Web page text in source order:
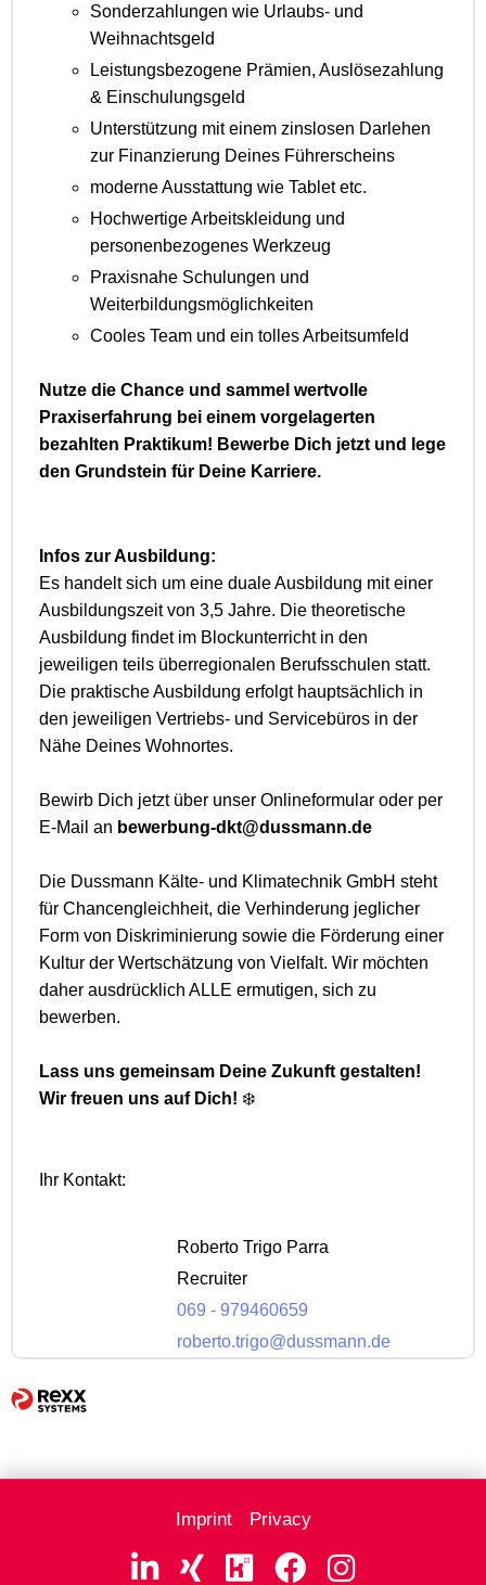
Sonderzahlungen wie Urlaubs- und
Weihnachtsgeld
Leistungsbezogene Prämien, Auslösezahlung
& Einschulungsgeld
Unterstützung mit einem zinslosen Darlehen
zur Finanzierung Deines Führerscheins
moderne Ausstattung wie Tablet etc.
Hochwertige Arbeitskleidung und
personenbezogenes Werkzeug
Praxisnahe Schulungen und
Weiterbildungsmöglichkeiten
Cooles Team und ein tolles Arbeitsumfeld
Nutze die Chance und sammel wertvolle
Praxiserfahrung bei einem vorgelagerten
bezahlten Praktikum! Bewerbe Dich jetzt und lege
den Grundstein für Deine Karriere.
Infos zur Ausbildung:
Es handelt sich um eine duale Ausbildung mit einer
Ausbildungszeit von 3,5 Jahre. Die theoretische
Ausbildung findet im Blockunterricht in den
jeweiligen teils überregionalen Berufsschulen statt.
Die praktische Ausbildung erfolgt hauptsächlich in
den jeweiligen Vertriebs- und Servicebüros in der
Nähe Deines Wohnortes.
Bewirb Dich jetzt über unser Onlineformular oder per
E-Mail an bewerbung-dkt@dussmann.de
Die Dussmann Kälte- und Klimatechnik GmbH steht
für Chancengleichheit, die Verhinderung jeglicher
Form von Diskriminierung sowie die Förderung einer
Kultur der Wertschätzung von Vielfalt. Wir möchten
daher ausdrücklich ALLE ermutigen, sich zu
bewerben.
Lass uns gemeinsam Deine Zukunft gestalten!
Wir freuen uns auf Dich! ❄️
Ihr Kontakt:
Roberto Trigo Parra
Recruiter
069 - 979460659
roberto.trigo@dussmann.de
Imprint Privacy